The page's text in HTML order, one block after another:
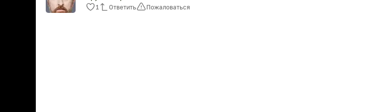
1 Ответить Пожаловаться